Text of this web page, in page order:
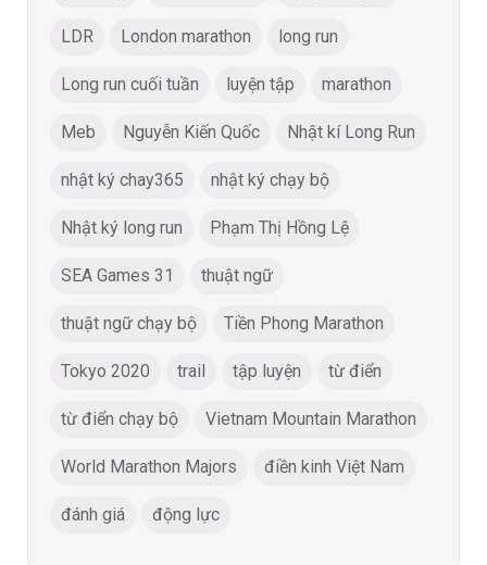
LDR London marathon long run
Long run cuối tuần luyện tập marathon
Meb Nguyễn Kiến Quốc Nhật kí Long Run
nhật ký chay365 nhật ký chạy bộ
Nhật ký long run Phạm Thị Hồng Lệ
SEA Games 31 thuật ngữ
thuật ngữ chạy bộ Tiền Phong Marathon
Tokyo 2020 trail tập luyện từ điển
từ điển chạy bộ Vietnam Mountain Marathon
World Marathon Majors điền kinh Việt Nam
đánh giá động lực